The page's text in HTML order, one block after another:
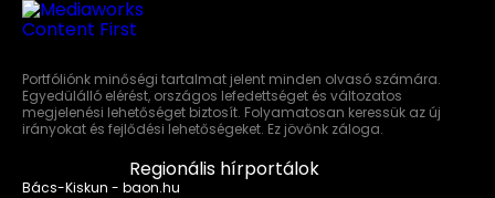
Portfóliónk minőségi tartalmat jelent minden olvasó számára.
Egyedülálló elérést, országos lefedettséget és változatos
megjelenési lehetőséget biztosít. Folyamatosan keressük az új
irányokat és fejlődési lehetőségeket. Ez jövőnk záloga.
Regionális hírportálok
Bács-Kiskun - baon.hu